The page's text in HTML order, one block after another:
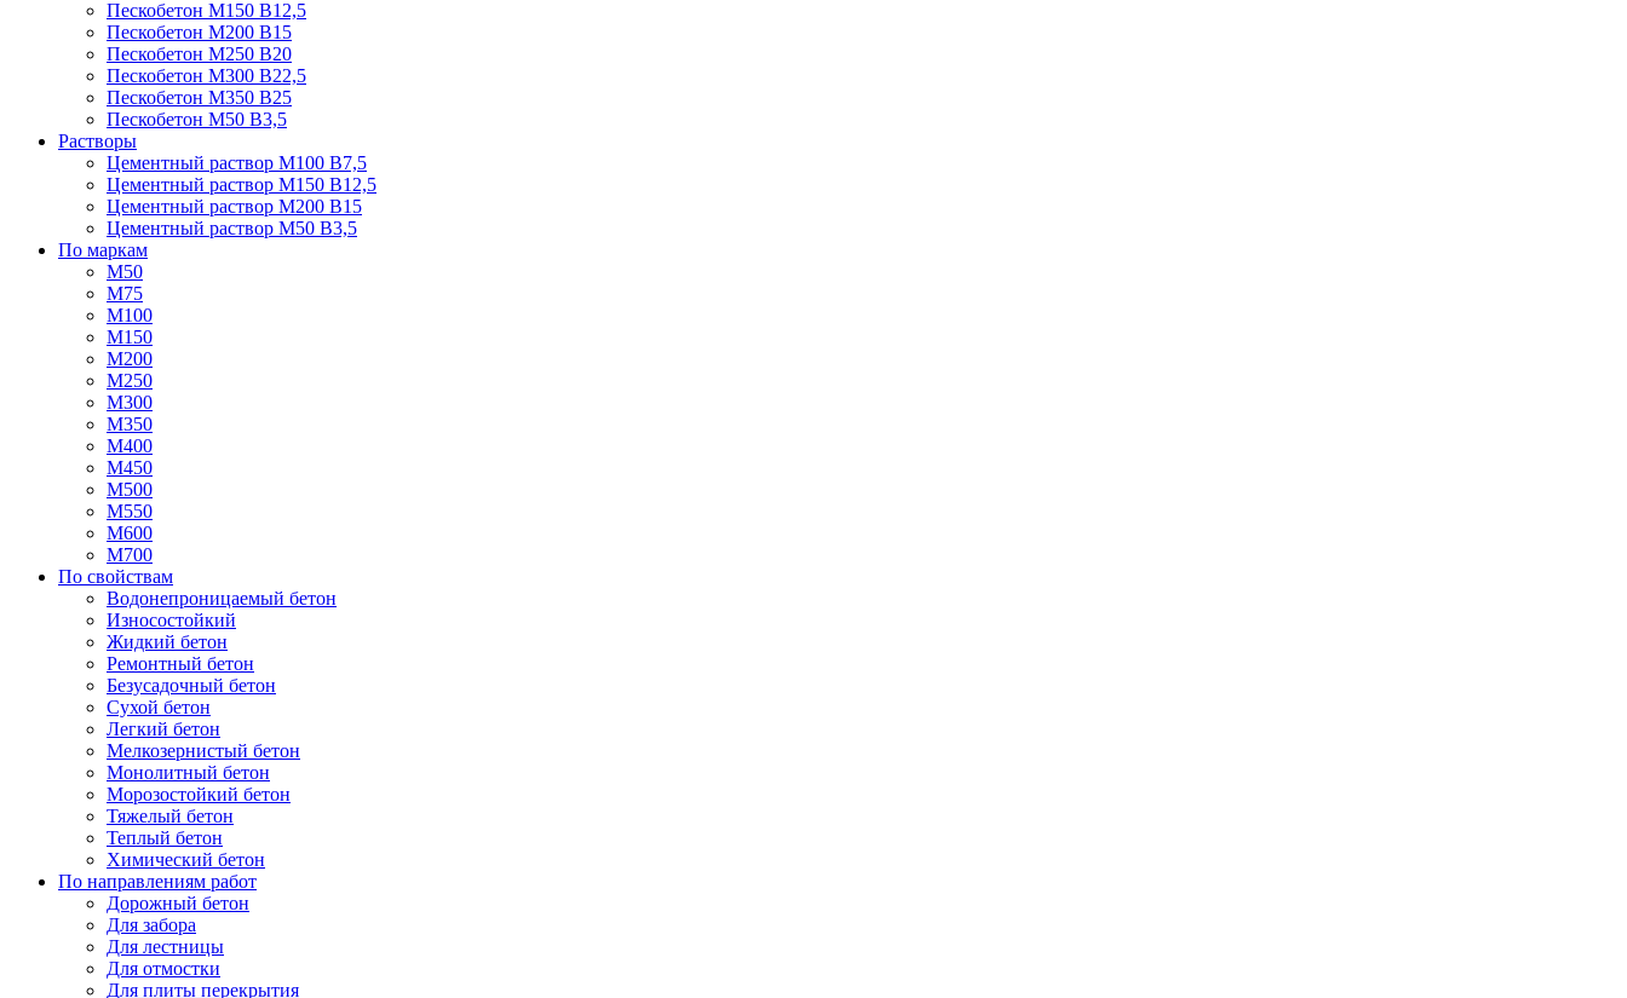
Пескобетон М150 В12,5
Пескобетон М200 В15
Пескобетон М250 В20
Пескобетон М300 В22,5
Пескобетон М350 В25
Пескобетон М50 В3,5
Растворы
Цементный раствор М100 В7,5
Цементный раствор М150 В12,5
Цементный раствор М200 В15
Цементный раствор М50 В3,5
По маркам
М50
М75
М100
М150
М200
М250
М300
М350
М400
М450
М500
М550
М600
М700
По свойствам
Водонепроницаемый бетон
Износостойкий
Жидкий бетон
Ремонтный бетон
Безусадочный бетон
Сухой бетон
Легкий бетон
Мелкозернистый бетон
Монолитный бетон
Морозостойкий бетон
Тяжелый бетон
Теплый бетон
Химический бетон
По направлениям работ
Дорожный бетон
Для забора
Для лестницы
Для отмостки
Для плиты перекрытия